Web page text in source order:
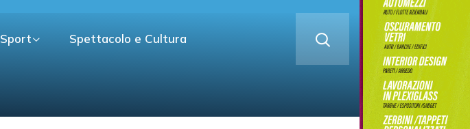
Sport Spettacolo e Cultura